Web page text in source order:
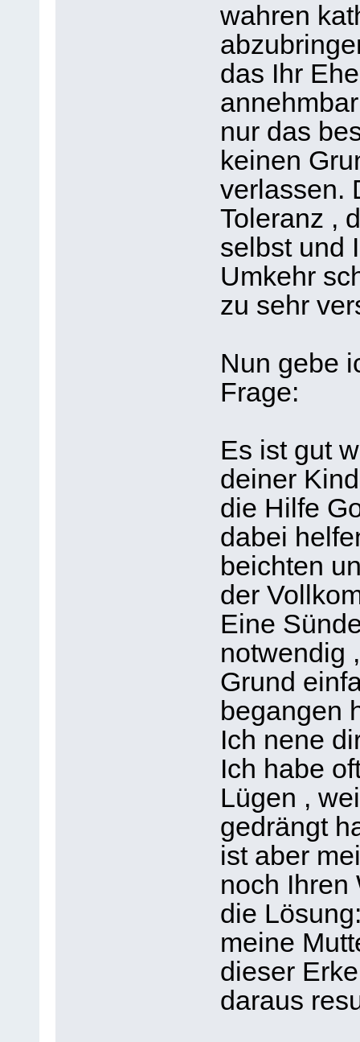
wahren
das Ihr
nur das
keinen
verlassen.
Toleranz ,
selbst und
Umkehr
zu sehr
Nun gebe
Frage:
Es ist gut
deiner
die Hilfe
dabei
beichten
der
Eine
notwendig
Grund
begangen
Ich nene
Ich habe
Lügen ,
gedrängt
ist aber
noch Ihren
die
meine
dieser
daraus